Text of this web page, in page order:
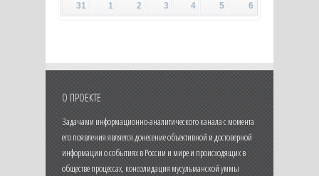
31
1 2 3 4 5 6
О ПРОЕКТЕ
Задачами информационно-аналитического канала с момента
его появления является донесение объективной и достоверной
информации о событиях в России и мире и происходящих в
обществе процессах, консолидация мусульманской уммы